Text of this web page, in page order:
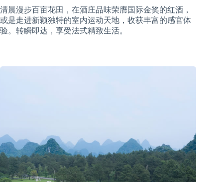
清晨漫步百亩花田，在酒庄品味荣膺国际金奖的红酒，
或是走进新颖独特的室内运动天地，收获丰富的感官体
验。转瞬即达，享受法式精致生活。